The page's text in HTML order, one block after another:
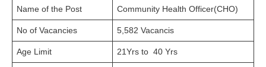
Name of the Post Community Health Officer(CHO)
No of Vacancies 5,582 Vacancis
Age Limit 21Yrs to 40 Yrs